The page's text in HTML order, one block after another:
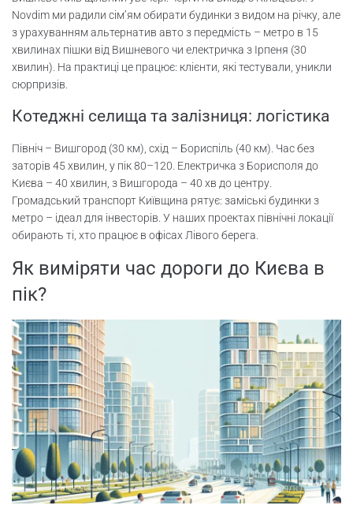
Novdim ми радили сім’ям обирати будинки з видом на річку, але
з урахуванням альтернатив авто з передмість – метро в 15
хвилинах пішки від Вишневого чи електричка з Ірпеня (30
хвилин). На практиці це працює: клієнти, які тестували, уникли
сюрпризів.
Котеджні селища та залізниця: логістика
Північ – Вишгород (30 км), схід – Бориспіль (40 км). Час без
заторів 45 хвилин, у пік 80–120. Електричка з Борисполя до
Києва – 40 хвилин, з Вишгорода – 40 хв до центру.
Громадський транспорт Київщина рятує: заміські будинки з
метро – ідеал для інвесторів. У наших проектах північні локації
обирають ті, хто працює в офісах Лівого берега.
Як виміряти час дороги до Києва в
пік?